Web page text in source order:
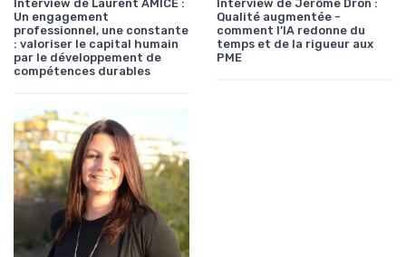
Interview de Laurent AMICE :
Un engagement
professionnel, une constante
: valoriser le capital humain
par le développement de
compétences durables
Interview de Jérôme Dron :
Qualité augmentée -
comment l’IA redonne du
temps et de la rigueur aux
PME